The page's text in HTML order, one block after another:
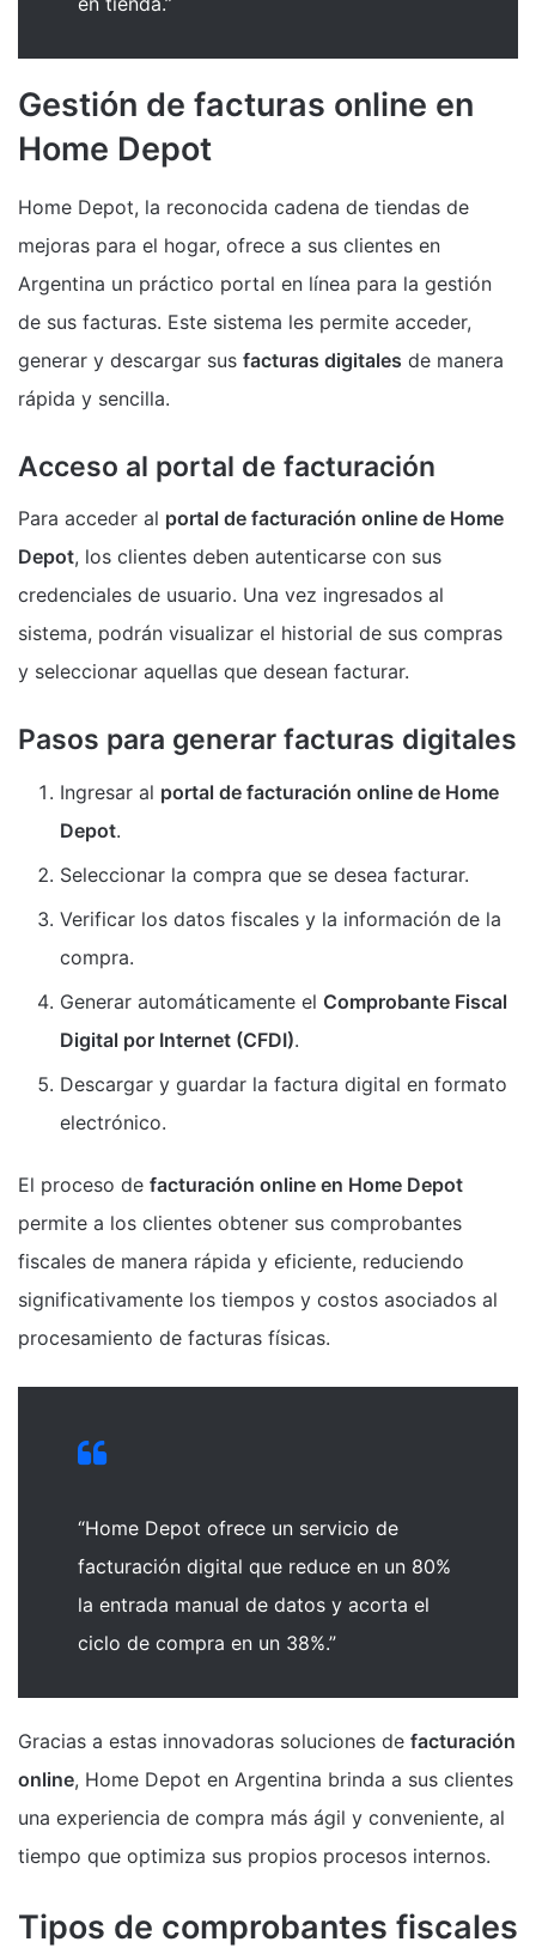
Gestión de facturas online en
Home Depot
Home Depot, la reconocida cadena de tiendas de
mejoras para el hogar, ofrece a sus clientes en
Argentina un práctico portal en línea para la gestión
de sus facturas. Este sistema les permite acceder,
generar y descargar sus facturas digitales de manera
rápida y sencilla.
Acceso al portal de facturación
Para acceder al portal de facturación online de Home
Depot, los clientes deben autenticarse con sus
credenciales de usuario. Una vez ingresados al
sistema, podrán visualizar el historial de sus compras
y seleccionar aquellas que desean facturar.
Pasos para generar facturas digitales
Ingresar al portal de facturación online de Home
Depot.
Seleccionar la compra que se desea facturar.
Verificar los datos fiscales y la información de la
compra.
Generar automáticamente el Comprobante Fiscal
Digital por Internet (CFDI).
Descargar y guardar la factura digital en formato
electrónico.
El proceso de facturación online en Home Depot
permite a los clientes obtener sus comprobantes
fiscales de manera rápida y eficiente, reduciendo
significativamente los tiempos y costos asociados al
procesamiento de facturas físicas.
“Home Depot ofrece un servicio de
facturación digital que reduce en un 80%
la entrada manual de datos y acorta el
ciclo de compra en un 38%.”
Gracias a estas innovadoras soluciones de facturación
online, Home Depot en Argentina brinda a sus clientes
una experiencia de compra más ágil y conveniente, al
tiempo que optimiza sus propios procesos internos.
Tipos de comprobantes fiscales